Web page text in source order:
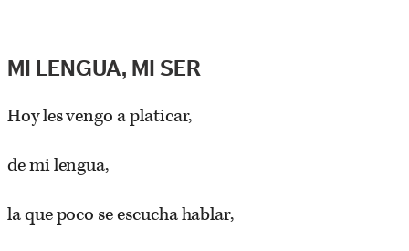
MI LENGUA, MI SER
Hoy les vengo a platicar,
de mi lengua,
la que poco se escucha hablar,